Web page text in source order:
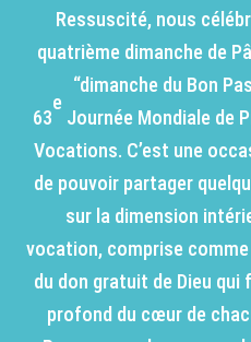
Ressuscité, nous
quatrième dimanche de
“dimanche du Bon
63
e
Journée Mondiale de
Vocations. C’est une
de pouvoir partager
sur la dimension
vocation, comprise
du don gratuit de Dieu qui
profond du cœur de